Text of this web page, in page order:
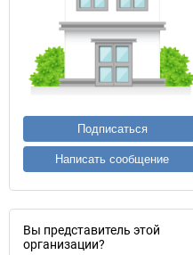
Подписаться
Написать сообщение
Вы представитель этой
организации?